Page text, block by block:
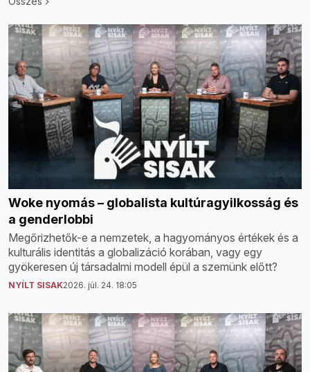
Woke nyomás – globalista kultúragyilkosság és
a genderlobbi
Megőrizhetők-e a nemzetek, a hagyományos értékek és a
kulturális identitás a globalizáció korában, vagy egy
gyökeresen új társadalmi modell épül a szemünk előtt?
NYÍLT SISAK2026. júl. 24. 18:05